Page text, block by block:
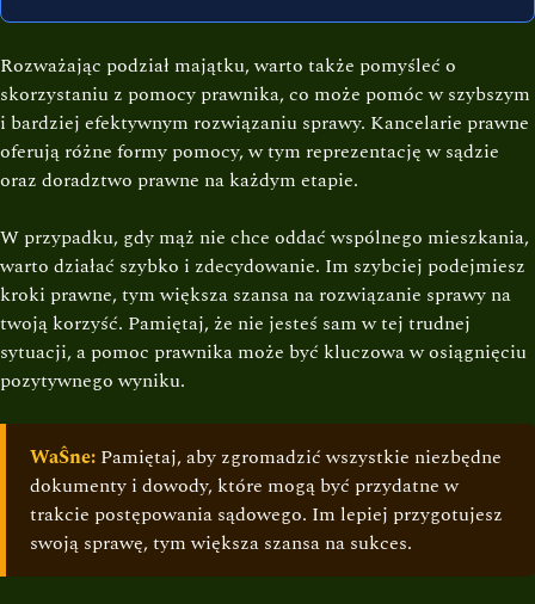
Rozważając podział majątku, warto także pomyśleć o
skorzystaniu z pomocy prawnika, co może pomóc w szybszym
i bardziej efektywnym rozwiązaniu sprawy. Kancelarie prawne
oferują różne formy pomocy, w tym reprezentację w sądzie
oraz doradztwo prawne na każdym etapie.
W przypadku, gdy mąż nie chce oddać wspólnego mieszkania,
warto działać szybko i zdecydowanie. Im szybciej podejmiesz
kroki prawne, tym większa szansa na rozwiązanie sprawy na
twoją korzyść. Pamiętaj, że nie jesteś sam w tej trudnej
sytuacji, a pomoc prawnika może być kluczowa w osiągnięciu
pozytywnego wyniku.
WaŜne: Pamiętaj, aby zgromadzić wszystkie niezbędne
dokumenty i dowody, które mogą być przydatne w
trakcie postępowania sądowego. Im lepiej przygotujesz
swoją sprawę, tym większa szansa na sukces.